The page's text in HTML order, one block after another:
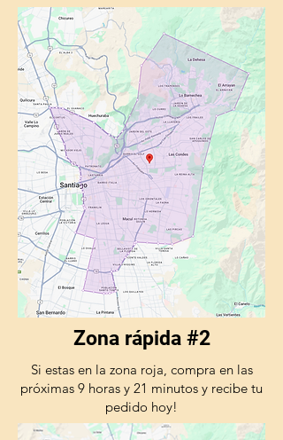
Zona rápida #2
Si estas en la zona roja, compra en las
próximas 9 horas y 21 minutos y recibe tu
pedido hoy!